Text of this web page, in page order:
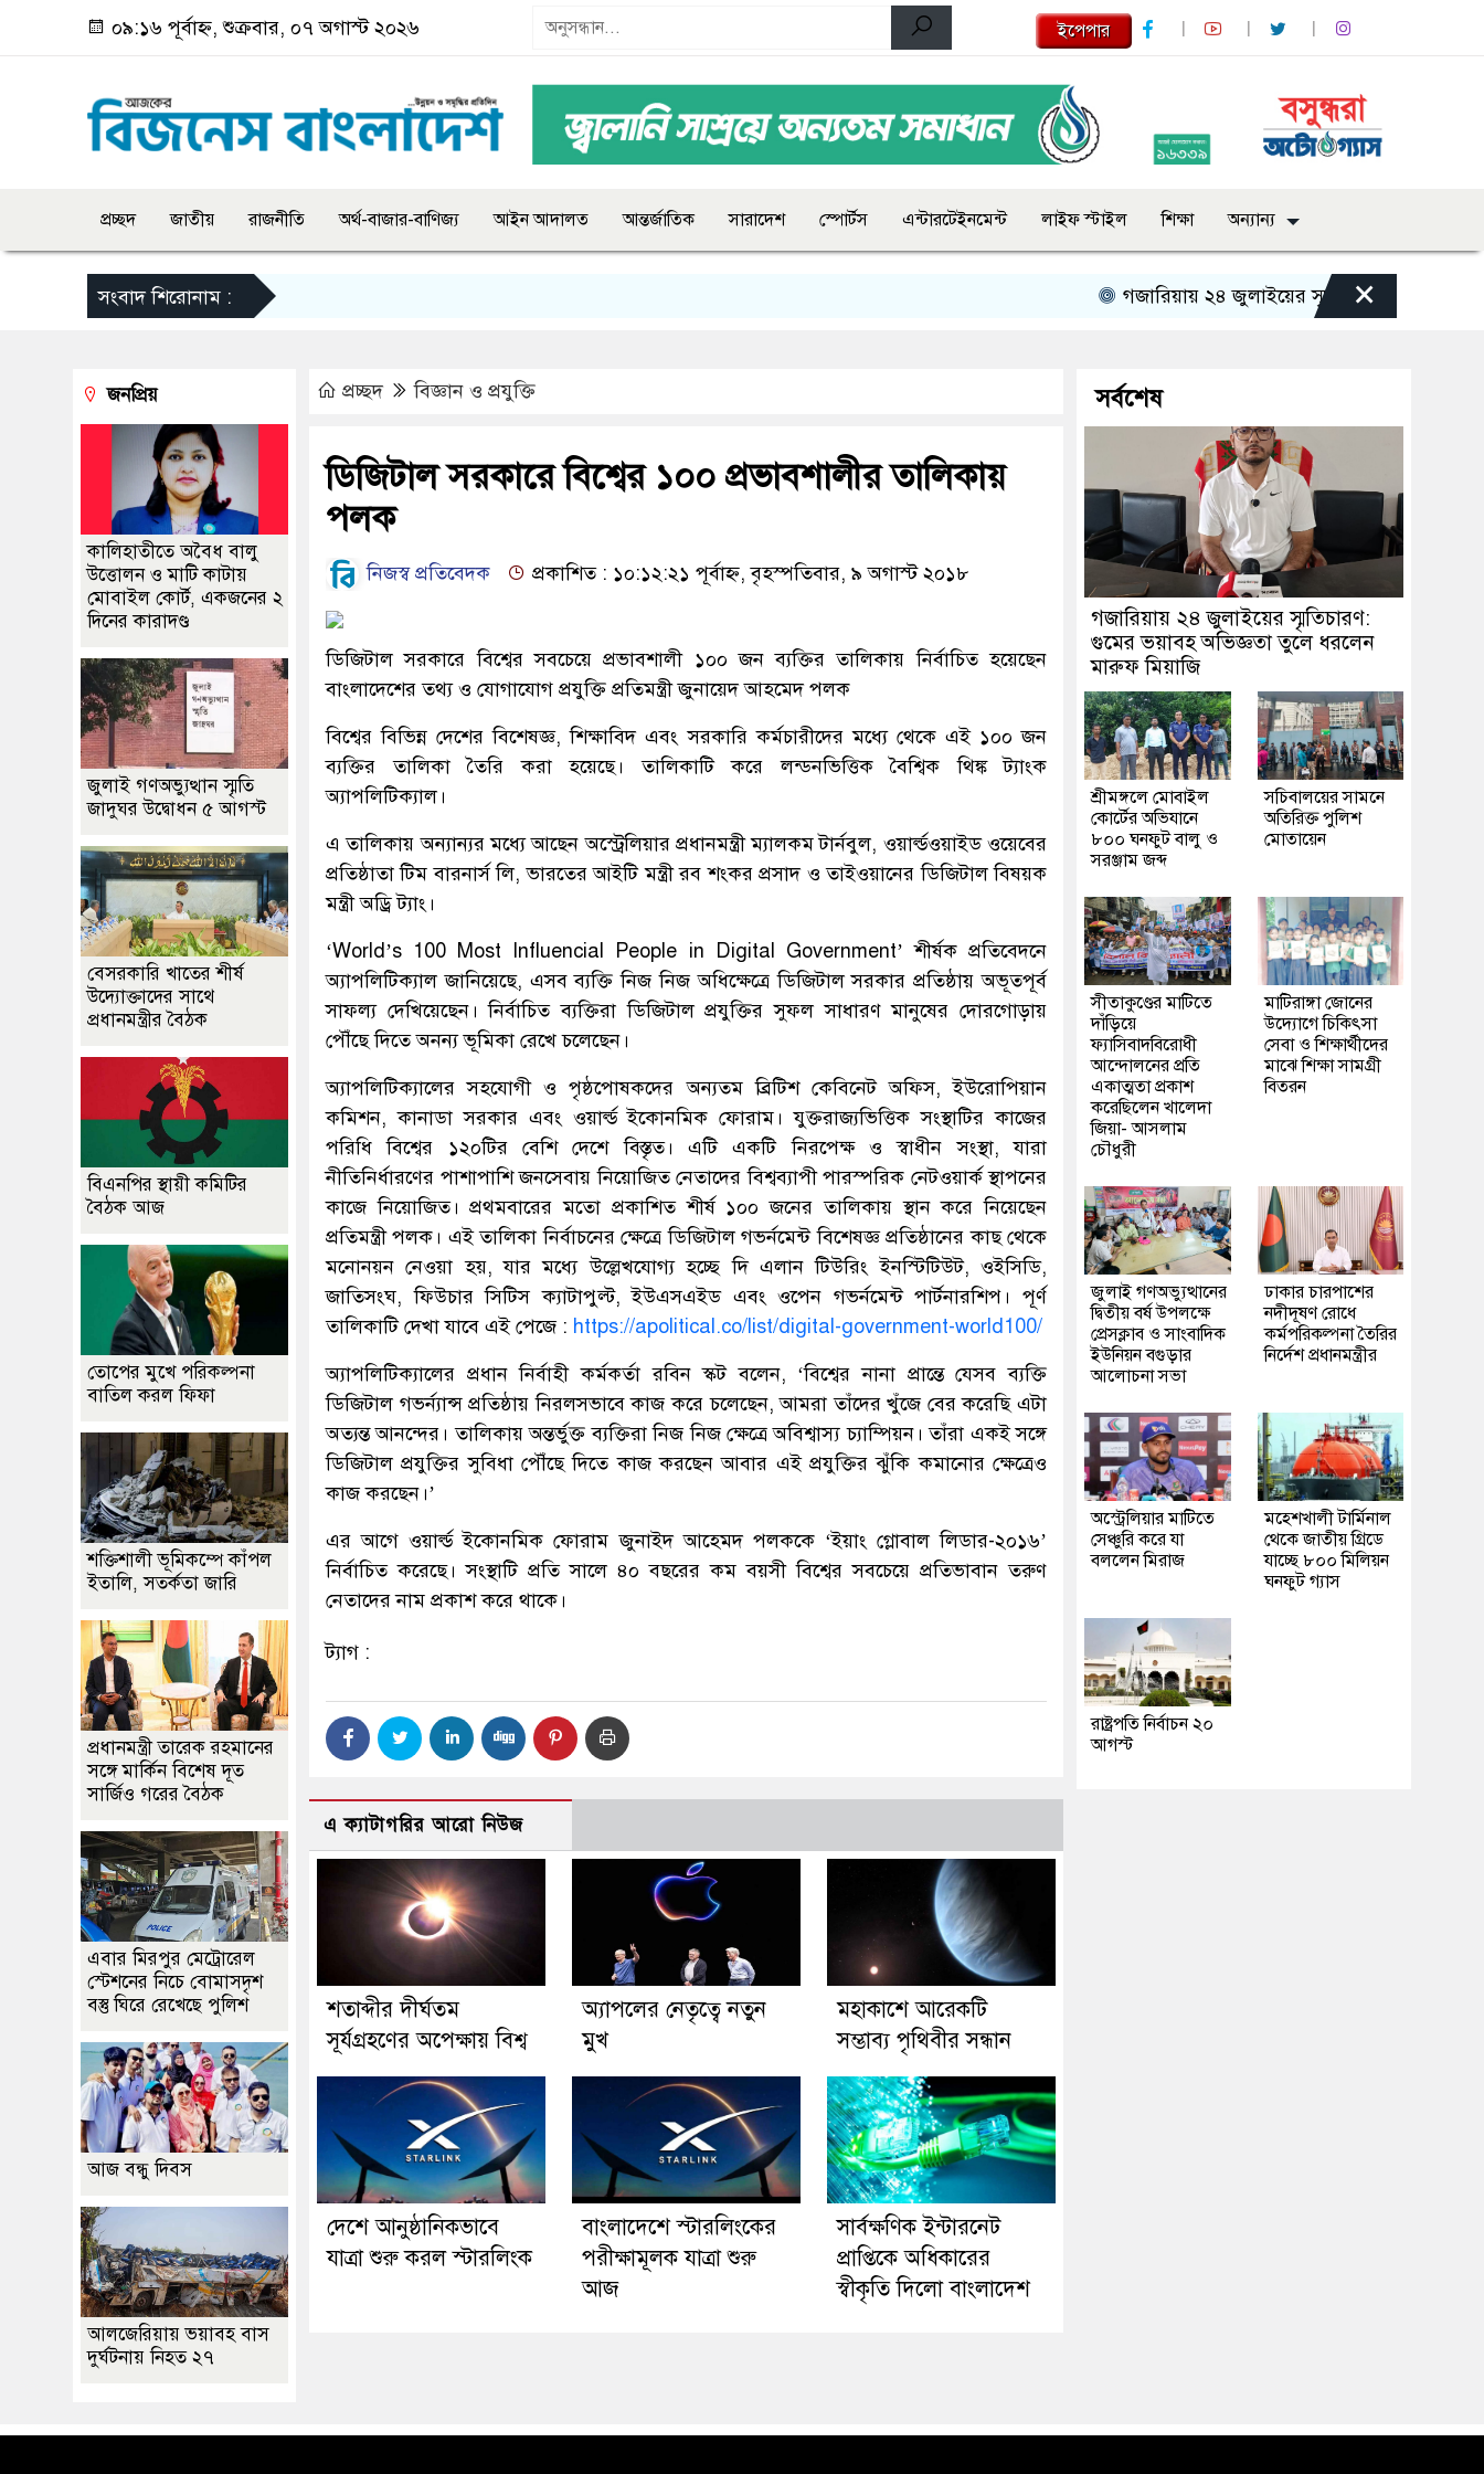
০৯:১৬ পূর্বাহ্ন, শুক্রবার, ০৭ অগাস্ট ২০২৬ ইপেপার
প্রচ্ছদ জাতীয় রাজনীতি অর্থ-বাজার-বাণিজ্য আইন আদালত আন্তর্জাতিক সারাদেশ স্পোর্টস এন্টারটেইনমেন্ট লাইফ স্টাইল শিক্ষা অন্যান্য
সংবাদ শিরোনাম : গজারিয়ায় ২৪ জুলাইয়ের স্মৃতিচারণ: গুমের ভয়াবহ
×
প্রচ্ছদ বিজ্ঞান ও প্রযুক্তি
ডিজিটাল সরকারে বিশ্বের ১০০ প্রভাবশালীর তালিকায়
পলক
নিজস্ব প্রতিবেদক প্রকাশিত : ১০:১২:২১ পূর্বাহ্ন, বৃহস্পতিবার, ৯ অগাস্ট ২০১৮
ডিজিটাল সরকারে বিশ্বের সবচেয়ে প্রভাবশালী ১০০ জন ব্যক্তির তালিকায় নির্বাচিত হয়েছেন
বাংলাদেশের তথ্য ও যোগাযোগ প্রযুক্তি প্রতিমন্ত্রী জুনায়েদ আহমেদ পলক
বিশ্বের বিভিন্ন দেশের বিশেষজ্ঞ, শিক্ষাবিদ এবং সরকারি কর্মচারীদের মধ্যে থেকে এই ১০০ জন
ব্যক্তির তালিকা তৈরি করা হয়েছে। তালিকাটি করে লন্ডনভিত্তিক বৈশ্বিক থিঙ্ক ট্যাংক
অ্যাপলিটিক্যাল।
এ তালিকায় অন্যান্যর মধ্যে আছেন অস্ট্রেলিয়ার প্রধানমন্ত্রী ম্যালকম টার্নবুল, ওয়ার্ল্ডওয়াইড ওয়েবের
প্রতিষ্ঠাতা টিম বারনার্স লি, ভারতের আইটি মন্ত্রী রব শংকর প্রসাদ ও তাইওয়ানের ডিজিটাল বিষয়ক
মন্ত্রী অড্রি ট্যাং।
‘World’s 100 Most Influencial People in Digital Government’ শীর্ষক প্রতিবেদনে
অ্যাপলিটিক্যাল জানিয়েছে, এসব ব্যক্তি নিজ নিজ অধিক্ষেত্রে ডিজিটাল সরকার প্রতিষ্ঠায় অভূতপূর্ব
সাফল্য দেখিয়েছেন। নির্বাচিত ব্যক্তিরা ডিজিটাল প্রযুক্তির সুফল সাধারণ মানুষের দোরগোড়ায়
পৌঁছে দিতে অনন্য ভূমিকা রেখে চলেছেন।
অ্যাপলিটিক্যালের সহযোগী ও পৃষ্ঠপোষকদের অন্যতম ব্রিটিশ কেবিনেট অফিস, ইউরোপিয়ান
কমিশন, কানাডা সরকার এবং ওয়ার্ল্ড ইকোনমিক ফোরাম। যুক্তরাজ্যভিত্তিক সংস্থাটির কাজের
পরিধি বিশ্বের ১২০টির বেশি দেশে বিস্তৃত। এটি একটি নিরপেক্ষ ও স্বাধীন সংস্থা, যারা
নীতিনির্ধারণের পাশাপাশি জনসেবায় নিয়োজিত নেতাদের বিশ্বব্যাপী পারস্পরিক নেটওয়ার্ক স্থাপনের
কাজে নিয়োজিত। প্রথমবারের মতো প্রকাশিত শীর্ষ ১০০ জনের তালিকায় স্থান করে নিয়েছেন
প্রতিমন্ত্রী পলক। এই তালিকা নির্বাচনের ক্ষেত্রে ডিজিটাল গভর্নমেন্ট বিশেষজ্ঞ প্রতিষ্ঠানের কাছ থেকে
মনোনয়ন নেওয়া হয়, যার মধ্যে উল্লেখযোগ্য হচ্ছে দি এলান টিউরিং ইনস্টিটিউট, ওইসিডি,
জাতিসংঘ, ফিউচার সিটিস ক্যাটাপুল্ট, ইউএসএইড এবং ওপেন গভর্নমেন্ট পার্টনারশিপ। পূর্ণ
তালিকাটি দেখা যাবে এই পেজে : https://apolitical.co/list/digital-government-world100/
অ্যাপলিটিক্যালের প্রধান নির্বাহী কর্মকর্তা রবিন স্কট বলেন, ‘বিশ্বের নানা প্রান্তে যেসব ব্যক্তি
ডিজিটাল গভর্ন্যান্স প্রতিষ্ঠায় নিরলসভাবে কাজ করে চলেছেন, আমরা তাঁদের খুঁজে বের করেছি এটা
অত্যন্ত আনন্দের। তালিকায় অন্তর্ভুক্ত ব্যক্তিরা নিজ নিজ ক্ষেত্রে অবিশ্বাস্য চ্যাম্পিয়ন। তাঁরা একই সঙ্গে
ডিজিটাল প্রযুক্তির সুবিধা পৌঁছে দিতে কাজ করছেন আবার এই প্রযুক্তির ঝুঁকি কমানোর ক্ষেত্রেও
কাজ করছেন।’
এর আগে ওয়ার্ল্ড ইকোনমিক ফোরাম জুনাইদ আহেমদ পলককে ‘ইয়াং গ্লোবাল লিডার-২০১৬’
নির্বাচিত করেছে। সংস্থাটি প্রতি সালে ৪০ বছরের কম বয়সী বিশ্বের সবচেয়ে প্রতিভাবান তরুণ
নেতাদের নাম প্রকাশ করে থাকে।
ট্যাগ :
এ ক্যাটাগরির আরো নিউজ
শতাব্দীর দীর্ঘতম
সূর্যগ্রহণের অপেক্ষায় বিশ্ব
অ্যাপলের নেতৃত্বে নতুন
মুখ
মহাকাশে আরেকটি
সম্ভাব্য পৃথিবীর সন্ধান
দেশে আনুষ্ঠানিকভাবে
যাত্রা শুরু করল স্টারলিংক
বাংলাদেশে স্টারলিংকের
পরীক্ষামূলক যাত্রা শুরু
আজ
সার্বক্ষণিক ইন্টারনেট
প্রাপ্তিকে অধিকারের
স্বীকৃতি দিলো বাংলাদেশ
জনপ্রিয়
কালিহাতীতে অবৈধ বালু
উত্তোলন ও মাটি কাটায়
মোবাইল কোর্ট, একজনের ২
দিনের কারাদণ্ড
জুলাই গণঅভ্যুত্থান স্মৃতি
জাদুঘর উদ্বোধন ৫ আগস্ট
বেসরকারি খাতের শীর্ষ
উদ্যোক্তাদের সাথে
প্রধানমন্ত্রীর বৈঠক
বিএনপির স্থায়ী কমিটির
বৈঠক আজ
তোপের মুখে পরিকল্পনা
বাতিল করল ফিফা
শক্তিশালী ভূমিকম্পে কাঁপল
ইতালি, সতর্কতা জারি
প্রধানমন্ত্রী তারেক রহমানের
সঙ্গে মার্কিন বিশেষ দূত
সার্জিও গরের বৈঠক
এবার মিরপুর মেট্রোরেল
স্টেশনের নিচে বোমাসদৃশ
বস্তু ঘিরে রেখেছে পুলিশ
আজ বন্ধু দিবস
আলজেরিয়ায় ভয়াবহ বাস
দুর্ঘটনায় নিহত ২৭
সর্বশেষ
গজারিয়ায় ২৪ জুলাইয়ের স্মৃতিচারণ:
গুমের ভয়াবহ অভিজ্ঞতা তুলে ধরলেন
মারুফ মিয়াজি
শ্রীমঙ্গলে মোবাইল
কোর্টের অভিযানে
৮০০ ঘনফুট বালু ও
সরঞ্জাম জব্দ
সচিবালয়ের সামনে
অতিরিক্ত পুলিশ
মোতায়েন
সীতাকুণ্ডের মাটিতে
দাঁড়িয়ে
ফ্যাসিবাদবিরোধী
আন্দোলনের প্রতি
একাত্মতা প্রকাশ
করেছিলেন খালেদা
জিয়া- আসলাম
চৌধুরী
মাটিরাঙ্গা জোনের
উদ্যোগে চিকিৎসা
সেবা ও শিক্ষার্থীদের
মাঝে শিক্ষা সামগ্রী
বিতরন
জুলাই গণঅভ্যুত্থানের
দ্বিতীয় বর্ষ উপলক্ষে
প্রেসক্লাব ও সাংবাদিক
ইউনিয়ন বগুড়ার
আলোচনা সভা
ঢাকার চারপাশের
নদীদূষণ রোধে
কর্মপরিকল্পনা তৈরির
নির্দেশ প্রধানমন্ত্রীর
অস্ট্রেলিয়ার মাটিতে
সেঞ্চুরি করে যা
বললেন মিরাজ
মহেশখালী টার্মিনাল
থেকে জাতীয় গ্রিডে
যাচ্ছে ৮০০ মিলিয়ন
ঘনফুট গ্যাস
রাষ্ট্রপতি নির্বাচন ২০
আগস্ট